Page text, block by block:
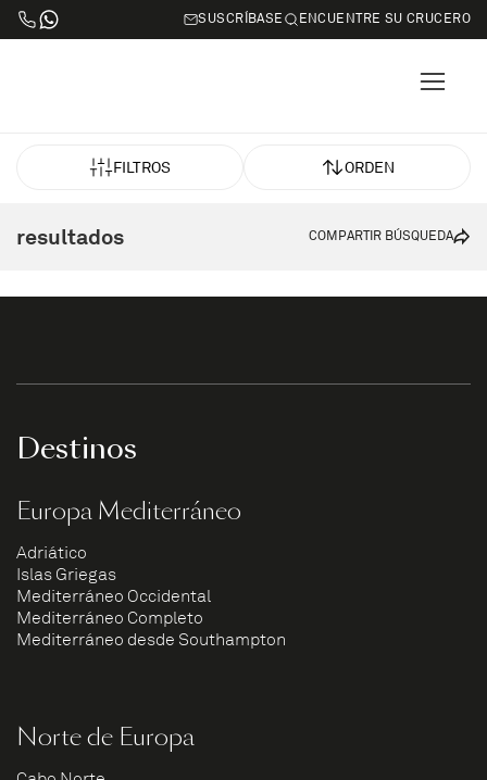
SUSCRÍBASE ENCUENTRE SU CRUCERO
FILTROS ORDEN
resultados COMPARTIR BÚSQUEDA
Destinos
Europa Mediterráneo
Adriático
Islas Griegas
Mediterráneo Occidental
Mediterráneo Completo
Mediterráneo desde Southampton
Norte de Europa